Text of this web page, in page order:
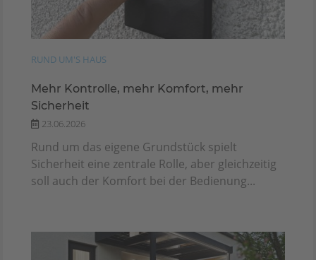
RUND UM'S HAUS
Mehr Kontrolle, mehr Komfort, mehr
Sicherheit
23.06.2026
Rund um das eigene Grundstück spielt
Sicherheit eine zentrale Rolle, aber gleichzeitig
soll auch der Komfort bei der Bedienung...